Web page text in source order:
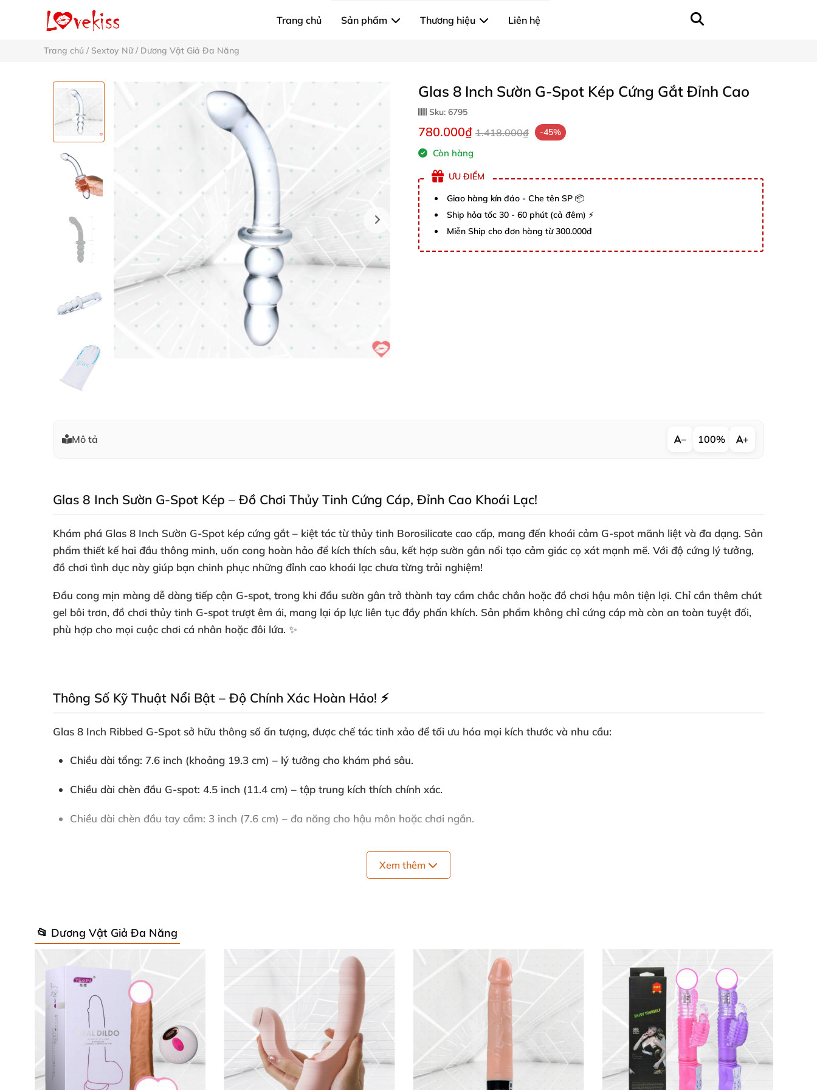
Trang chủ Sản phẩm Thương hiệu Liên hệ
Trang chủ / Sextoy Nữ/ Dương Vật Giả Đa Năng
Glas 8 Inch Sườn G-Spot Kép Cứng Gắt Đỉnh Cao
Sku: 6795
780.000₫ 1.418.000₫ -45%
Còn hàng
ƯU ĐIỂM
Giao hàng kín đáo - Che tên SP 📦
Ship hỏa tốc 30 - 60 phút (cả đêm) ⚡
Miễn Ship cho đơn hàng từ 300.000đ
Mô tả − 100% +
Glas 8 Inch Sườn G-Spot Kép – Đồ Chơi Thủy Tinh Cứng Cáp, Đỉnh Cao Khoái Lạc!
Khám phá Glas 8 Inch Sườn G-Spot kép cứng gắt – kiệt tác từ thủy tinh Borosilicate cao cấp, mang đến khoái cảm G-spot mãnh liệt và đa dạng. Sản
phẩm thiết kế hai đầu thông minh, uốn cong hoàn hảo để kích thích sâu, kết hợp sườn gân nổi tạo cảm giác cọ xát mạnh mẽ. Với độ cứng lý tưởng,
đồ chơi tình dục này giúp bạn chinh phục những đỉnh cao khoái lạc chưa từng trải nghiệm!
Đầu cong mịn màng dễ dàng tiếp cận G-spot, trong khi đầu sườn gân trở thành tay cầm chắc chắn hoặc đồ chơi hậu môn tiện lợi. Chỉ cần thêm chút
gel bôi trơn, đồ chơi thủy tinh G-spot trượt êm ái, mang lại áp lực liên tục đầy phấn khích. Sản phẩm không chỉ cứng cáp mà còn an toàn tuyệt đối,
phù hợp cho mọi cuộc chơi cá nhân hoặc đôi lứa. ✨
Thông Số Kỹ Thuật Nổi Bật – Độ Chính Xác Hoàn Hảo! ⚡
Glas 8 Inch Ribbed G-Spot sở hữu thông số ấn tượng, được chế tác tinh xảo để tối ưu hóa mọi kích thước và nhu cầu:
Chiều dài tổng: 7.6 inch (khoảng 19.3 cm) – lý tưởng cho khám phá sâu.
Chiều dài chèn đầu G-spot: 4.5 inch (11.4 cm) – tập trung kích thích chính xác.
Chiều dài chèn đầu tay cầm: 3 inch (7.6 cm) – đa năng cho hậu môn hoặc chơi ngắn.
, tăng cường khoái cảm.
Tính năng nổi bật:
Chống thấm nước 100%
Chống vỡ , không xốp , thân thiện da (hypoallergenic) ️
Hỗ trợ chơi nhiệt độ (temperature-play friendly) ❄️
Chất liệu thủy tinh Borosilicate cao cấp đảm bảo độ bền vượt trội , dễ vệ sinh bằng nước ấm và xà phòng nhẹ . Luôn kiểm tra kỹ trước sử dụng
để an
toàn tối đa – chúng tôi khuyên dùng túi đựng lót êm ái bảo vệ sản phẩm
. Tương thích mọi loại gel bôi trơn , kể cả silicone!
Xem thêm
📂 Dương Vật Giả Đa Năng